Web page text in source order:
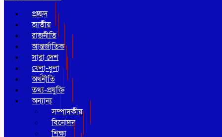
প্রচ্ছদ
জাতীয়
রাজনীতি
আন্তর্জাতিক
সারা দেশ
খেলা-ধুলা
অর্থনীতি
তথ্য-প্রযুক্তি
অন্যান্য
সম্পাদকীয়
বিনোদন
শিক্ষা